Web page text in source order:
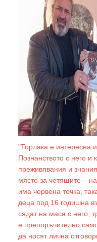
"Торлака е интересна
Познанството с него и
преживявания и
място за четящите –
има червена точка,
деца под 16 годишна
сядат на маса с него,
е препоръчително
да носят лична